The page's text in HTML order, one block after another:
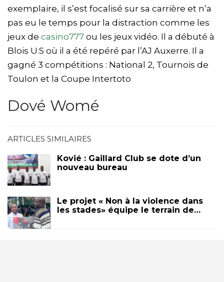
exemplaire, il s’est focalisé sur sa carrière et n’a
pas eu le temps pour la distraction comme les
jeux de casino777 ou les jeux vidéo. Il a débuté à
Blois U.S où il a été repéré par l’AJ Auxerre. Il a
gagné 3 compétitions : National 2, Tournois de
Toulon et la Coupe Intertoto
Dové Womé
ARTICLES SIMILAIRES
Kovié : Gaillard Club se dote d’un
nouveau bureau
Le projet « Non à la violence dans
les stades» équipe le terrain de…